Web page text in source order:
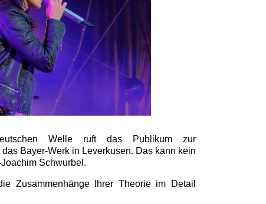
Welle ruft das Publikum zur
Bayer-Werk in Leverkusen. Das kann kein
Schwurbel.
Zusammenhänge Ihrer Theorie im Detail